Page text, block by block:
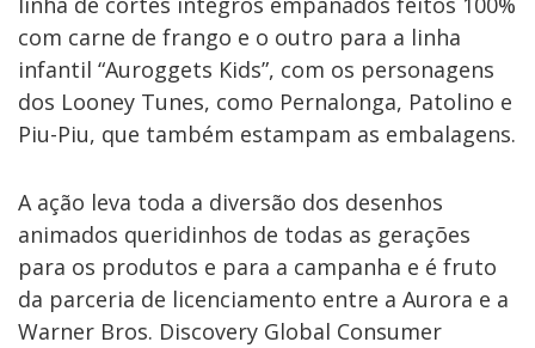
com carne de frango e o outro para a linha
infantil “Auroggets Kids”, com os personagens
dos Looney Tunes, como Pernalonga, Patolino e
Piu-Piu, que também estampam as embalagens.
A ação leva toda a diversão dos desenhos
animados queridinhos de todas as gerações
para os produtos e para a campanha e é fruto
da parceria de licenciamento entre a Aurora e a
Warner Bros. Discovery Global Consumer